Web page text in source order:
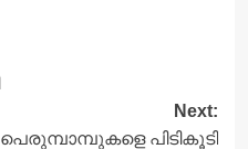
Next:
പെരുമ്പാമ്പുകളെ പിടികൂടി